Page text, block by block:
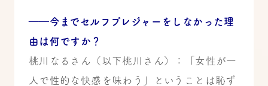
――今までセルフプレジャーをしなかった理
由は何ですか？
桃川なるさん（以下桃川さん）：「女性が一
人で性的な快感を味わう」ということは恥ず